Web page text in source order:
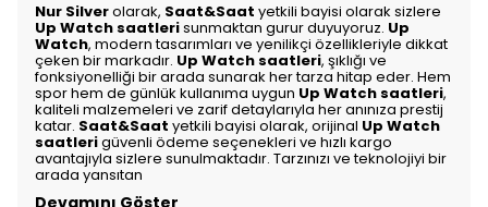
Nur Silverolarak, Saat&Saat yetkili bayisi olarak sizlere
Up Watch saatlerisunmaktan gurur duyuyoruz. Up
Watch, modern tasarımları ve yenilikçi özellikleriyle dikkat
çeken bir markadır. Up Watch saatleri, şıklığı ve
fonksiyonelliği bir arada sunarak her tarza hitap eder. Hem
spor hem de günlük kullanıma uygun Up Watch saatleri,
kaliteli malzemeleri ve zarif detaylarıyla her anınıza prestij
katar. Saat&Saat yetkili bayisi olarak, orijinal Up Watch
saatlerigüvenli ödeme seçenekleri ve hızlı kargo
avantajıyla sizlere sunulmaktadır. Tarzınızı ve teknolojiyi bir
arada yansıtan
Devamını Göster